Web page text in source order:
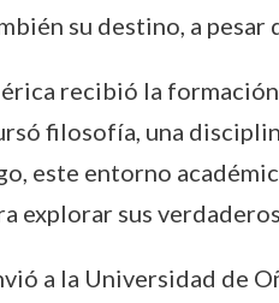
su destino, a
recibió la
filosofía, una
este entorno
explorar sus
a la Universidad de